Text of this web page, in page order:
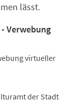
lässt.
Verwebung
virtueller
der Stadt